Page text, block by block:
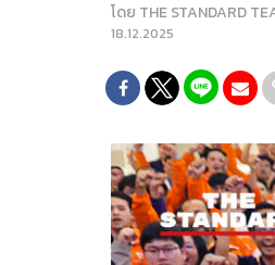
โดย THE STANDARD
18.12.2025